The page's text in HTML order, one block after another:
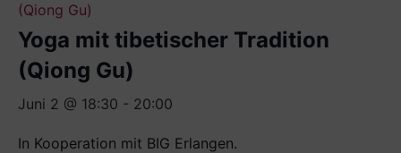
(Qiong Gu)
Yoga mit tibetischer Tradition
(Qiong Gu)
Juni 2 @ 18:30 - 20:00
In Kooperation mit BIG Erlangen.